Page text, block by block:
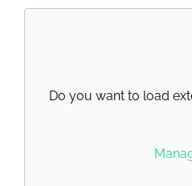
Do you want to load